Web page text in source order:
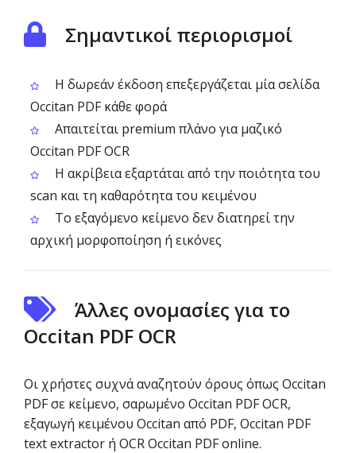
Σημαντικοί περιορισμοί
Η δωρεάν έκδοση επεξεργάζεται μία σελίδα
Occitan PDF κάθε φορά
Απαιτείται premium πλάνο για μαζικό
Occitan PDF OCR
Η ακρίβεια εξαρτάται από την ποιότητα του
scan και τη καθαρότητα του κειμένου
Το εξαγόμενο κείμενο δεν διατηρεί την
αρχική μορφοποίηση ή εικόνες
Άλλες ονομασίες για το
Occitan PDF OCR
Οι χρήστες συχνά αναζητούν όρους όπως Occitan
PDF σε κείμενο, σαρωμένο Occitan PDF OCR,
εξαγωγή κειμένου Occitan από PDF, Occitan PDF
text extractor ή OCR Occitan PDF online.